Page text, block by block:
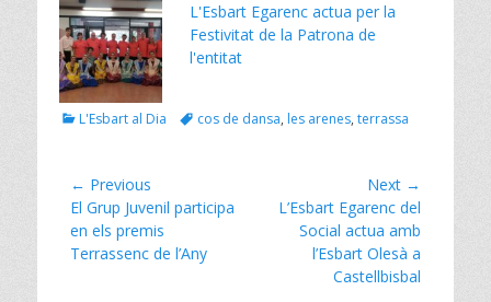
L'Esbart Egarenc actua per la
Festivitat de la Patrona de
l'entitat
Categories
L'Esbart al Dia Tagscos de dansa, les arenes, terrassa
Navegació
d'entrades
← Previous
Previous
post:
El Grup Juvenil participa
en els premis
Terrassenc de l’Any
Next →
L’Esbart Egarenc del
Social actua amb
l’Esbart Olesà a
Castellbisbal